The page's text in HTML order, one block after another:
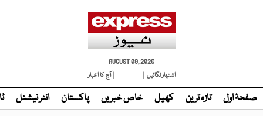
AUGUST 09, 2026
اشتہار لگائیں |
| آج کا اخبار
صفحۂ اول تازہ ترین کھیل خاص خبریں پاکستان انٹر نیشنل